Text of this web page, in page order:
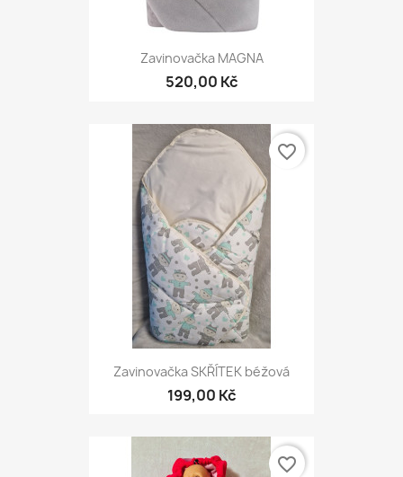
Zavinovačka MAGNA
520,00 Kč
Zavinovačka SKŘÍTEK béžová
199,00 Kč
favorite_border
favorite_border